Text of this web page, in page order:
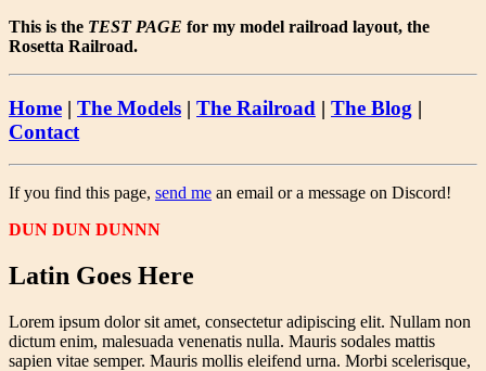
This is the TEST PAGE for my model railroad layout, the
Rosetta Railroad.
Home | The Models | The Railroad | The Blog |
Contact
If you find this page, send me an email or a message on Discord!
DUN DUN DUNNN
Latin Goes Here
Lorem ipsum dolor sit amet, consectetur adipiscing elit. Nullam non
dictum enim, malesuada venenatis nulla. Mauris sodales mattis
sapien vitae semper. Mauris mollis eleifend urna. Morbi scelerisque,